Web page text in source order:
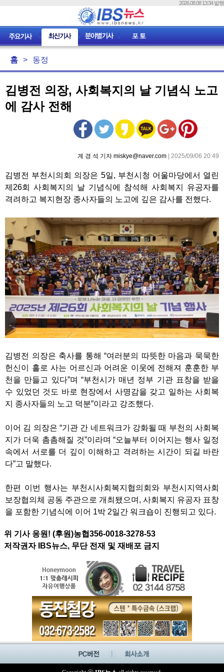
2026.08.08 13:34 발행
홈 > 동정
김병전 의장, 사회복지의 날 기념식 노고
에 감사 전해
계 경 석 기자 miskye@naver.com | 2025/09/06 20:49
김병전 부천시의회 의장은 5일, 부천시청 어울마당에서 열린
제26회 사회복지의 날 기념식에 참석해 사회복지 유공자를
격려하고 복지현장 종사자들의 노고에 깊은 감사를 전했다.
김병전 의장은 축사를 통해 “여러분의 따뜻한 마음과 묵묵한
헌신이 홀로 사는 어르신과 어려운 이웃에 전해져 훈훈한 부
천을 만들고 있다”며 “부천시가 매년 정부 기관 표창을 받을
수 있었던 것도 바로 현장에서 사명감을 갖고 일하는 사회복
지 종사자들의 노고 덕분”이라고 강조했다.
이어 김 의장은 “기관 간 네트워크가 강화될 때 부천의 사회복
지가 더욱 촘촘해질 것”이라며 “오늘부터 이어지는 행사 일정
속에서 서로를 더 깊이 이해하고 격려하는 시간이 되길 바란
다”고 말했다.
한편 이번 행사는 부천시사회복지협의회와 부천시지역사회
보장협의체 공동 주관으로 개최됐으며, 사회복지 유공자 표창
을 포함한 기념식에 이어 1박 2일간 워크숍이 진행되고 있다.
위 기사 응원! (후원)농협356-0018-3278-53
저작권자 IBS뉴스, 무단 전재 및 재배포 금지